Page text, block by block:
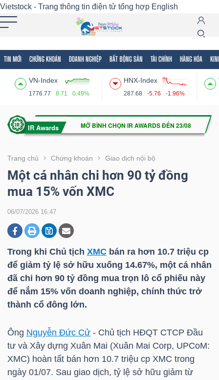
Vietstock - Trang thông tin điện tử tổng hợp English
TIN MỚI CHỨNG KHOÁN DOANH NGHIỆP BẤT ĐỘNG SẢN TÀI CHÍNH HÀNG HÓA
VN-Index
1776.77 8.71 0.49%
HNX-Index
287.68 -5.76 -1.96%
Trang chủ Chứng khoán Giao dịch nội bộ
Một cá nhân chi hơn 90 tỷ đồng
mua 15% vốn XMC
06/07/2026 16:47
Trong khi Chủ tịch XMC bán ra hơn 10.7 triệu cp
để giảm tỷ lệ sở hữu xuống 14.67%, một cá nhân
đã chi hơn 90 tỷ đồng mua trọn lô cổ phiếu này
để nắm 15% vốn doanh nghiệp, chính thức trở
thành cổ đông lớn.
Ông Nguyễn Đức Cử - Chủ tịch HĐQT CTCP Đầu
tư và Xây dựng Xuân Mai (Xuân Mai Corp, UPCoM:
XMC) hoàn tất bán hơn 10.7 triệu cp XMC trong
ngày 01/07. Sau giao dịch, tỷ lệ sở hữu giảm từ
Tất cả Tính năng Ngành Mã chứng khoán
Tính
(-)
VIETSTOCK
CHỨNG
DOANH
NGHIỆP
SẢN